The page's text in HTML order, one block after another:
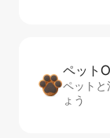
ペット
ペットと
ょう